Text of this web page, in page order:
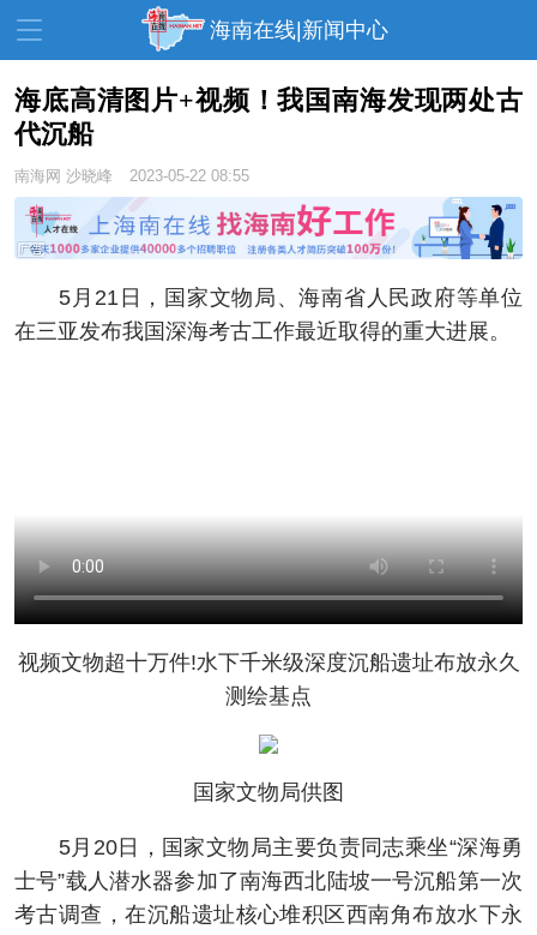
海南在线|新闻中心
资讯中心
文体 消费
教育 健康 房产
家装 交通 美食
生活 演出 活动
海底高清图片+视频！我国南海发现两处古
代沉船
南海网 沙晓峰 2023-05-22 08:55
5月21日，国家文物局、海南省人民政府等单位
在三亚发布我国深海考古工作最近取得的重大进展。
视频文物超十万件!水下千米级深度沉船遗址布放永久
测绘基点
国家文物局供图
5月20日，国家文物局主要负责同志乘坐“深海勇
士号”载人潜水器参加了南海西北陆坡一号沉船第一次
考古调查，在沉船遗址核心堆积区西南角布放水下永